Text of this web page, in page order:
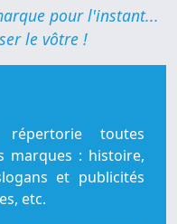
pour l'instant...
le vôtre !
toutes
marques : histoire,
et publicités
etc.